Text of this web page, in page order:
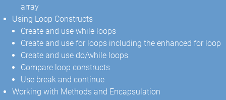
array
Using Loop Constructs
Create and use while loops
Create and use for loops including the enhanced for loop
Create and use do/while loops
Compare loop constructs
Use break and continue
Working with Methods and Encapsulation